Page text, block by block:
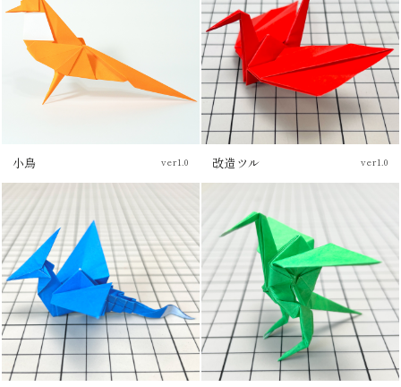
チュートリアル
小鳥
ver1.0
チュートリアル
改造ツル ver1.0